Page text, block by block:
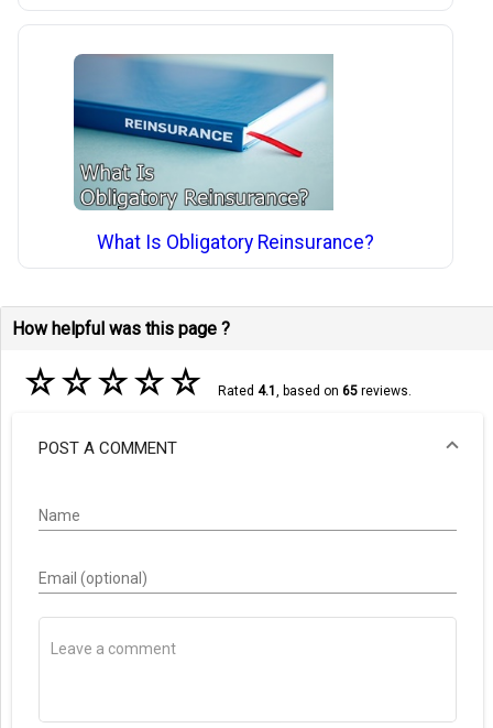
What Is Obligatory Reinsurance?
How helpful was this page ?
☆☆☆☆☆ Rated 4.1 , based on 65reviews.
POST A COMMENT
Name
Email (optional)